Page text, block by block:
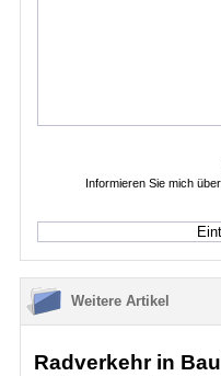
Informieren Sie mich
Weitere Artikel
Radverkehr in